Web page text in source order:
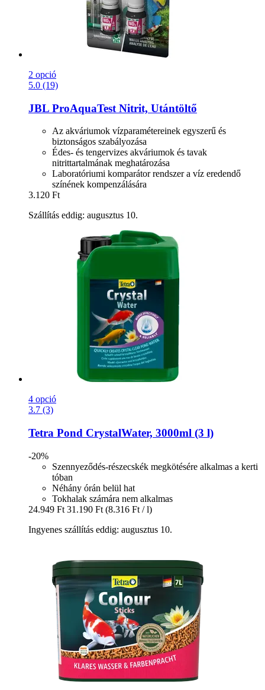
2 opció
5.0 (19)
JBL ProAquaTest Nitrit, Utántöltő
Az akváriumok vízparamétereinek egyszerű és
biztonságos szabályozása
Édes- és tengervizes akváriumok és tavak
nitrittartalmának meghatározása
Laboratóriumi komparátor rendszer a víz eredendő
színének kompenzálására
3.120 Ft
Szállítás eddig: augusztus 10.
4 opció
3.7 (3)
Tetra Pond CrystalWater, 3000ml (3 l)
-20%
Szennyeződés-részecskék megkötésére alkalmas a kerti
tóban
Néhány órán belül hat
Tokhalak számára nem alkalmas
24.949 Ft 31.190 Ft (8.316 Ft / l)
Ingyenes szállítás eddig: augusztus 10.